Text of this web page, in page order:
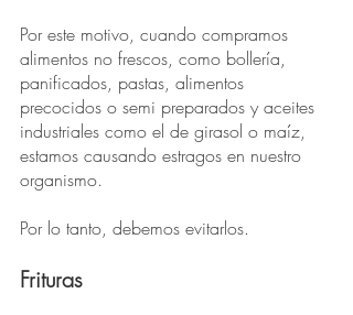
Por este motivo, cuando compramos
alimentos no frescos, como bollería,
panificados, pastas, alimentos
precocidos o semi preparados y aceites
industriales como el de girasol o maíz,
estamos causando estragos en nuestro
organismo.
Por lo tanto, debemos evitarlos.
Frituras